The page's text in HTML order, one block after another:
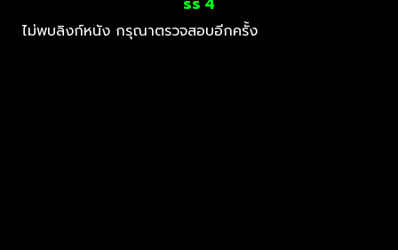
ไม่พบลิงก์หนัง กรุณาตรวจสอบอีกครั้ง